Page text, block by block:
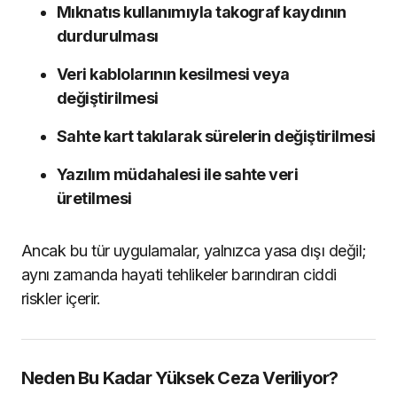
Mıknatıs kullanımıyla takograf kaydının
durdurulması
Veri kablolarının kesilmesi veya
değiştirilmesi
Sahte kart takılarak sürelerin değiştirilmesi
Yazılım müdahalesi ile sahte veri
üretilmesi
Ancak bu tür uygulamalar, yalnızca yasa dışı değil;
aynı zamanda hayati tehlikeler barındıran ciddi
riskler içerir.
Neden Bu Kadar Yüksek Ceza Veriliyor?